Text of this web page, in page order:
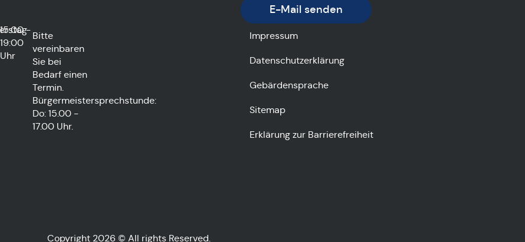
E-Mail senden
15:00 -
19:00
Uhr
Bitte
vereinbaren
Sie bei
Bedarf einen
Termin.
Bürgermeistersprechstunde:
Do: 15.00 -
17.00 Uhr.
Impressum
Datenschutzerklärung
Gebärdensprache
Sitemap
Erklärung zur Barrierefreiheit
Copyright 2026 © All rights Reserved.